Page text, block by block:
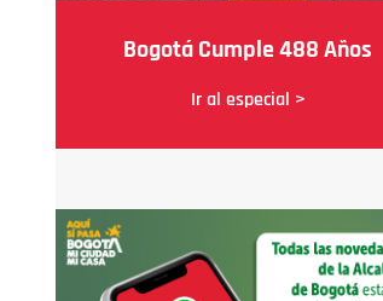
Bogotá Cumple 488 Años
Ir al especial >